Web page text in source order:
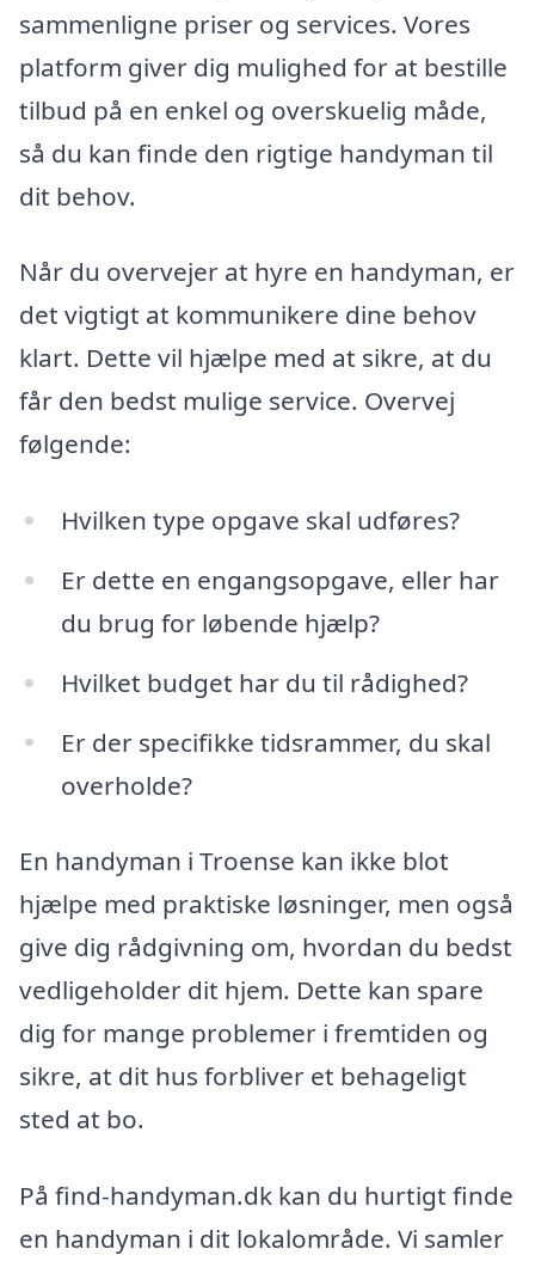
sammenligne priser og services. Vores
platform giver dig mulighed for at bestille
tilbud på en enkel og overskuelig måde,
så du kan finde den rigtige handyman til
dit behov.
Når du overvejer at hyre en handyman, er
det vigtigt at kommunikere dine behov
klart. Dette vil hjælpe med at sikre, at du
får den bedst mulige service. Overvej
følgende:
Hvilken type opgave skal udføres?
Er dette en engangsopgave, eller har
du brug for løbende hjælp?
Hvilket budget har du til rådighed?
Er der specifikke tidsrammer, du skal
overholde?
En handyman i Troense kan ikke blot
hjælpe med praktiske løsninger, men også
give dig rådgivning om, hvordan du bedst
vedligeholder dit hjem. Dette kan spare
dig for mange problemer i fremtiden og
sikre, at dit hus forbliver et behageligt
sted at bo.
På find-handyman.dk kan du hurtigt finde
en handyman i dit lokalområde. Vi samler